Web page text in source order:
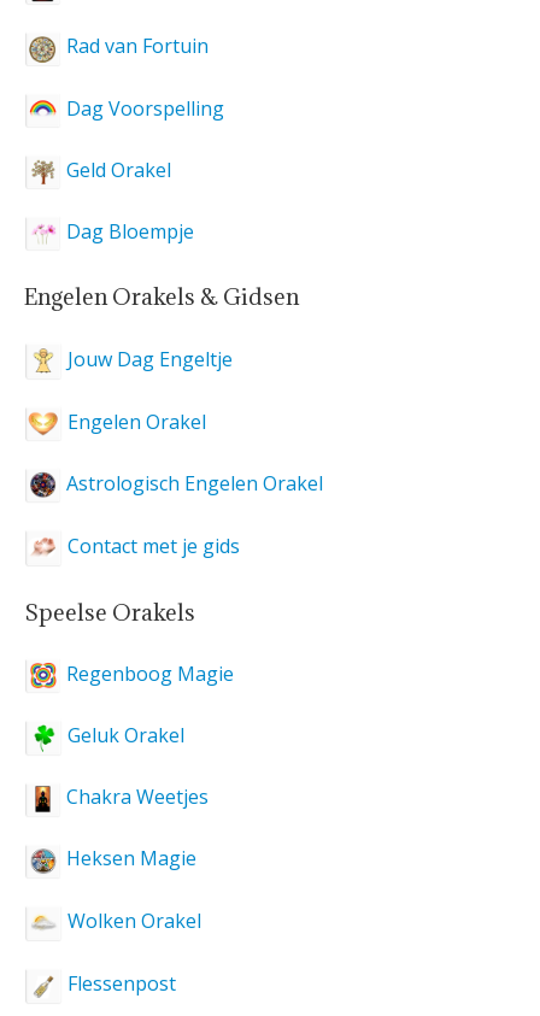
Rad van Fortuin
Dag Voorspelling
Geld Orakel
Dag Bloempje
Engelen Orakels & Gidsen
Jouw Dag Engeltje
Engelen Orakel
Astrologisch Engelen Orakel
Contact met je gids
Speelse Orakels
Regenboog Magie
Geluk Orakel
Chakra Weetjes
Heksen Magie
Wolken Orakel
Flessenpost